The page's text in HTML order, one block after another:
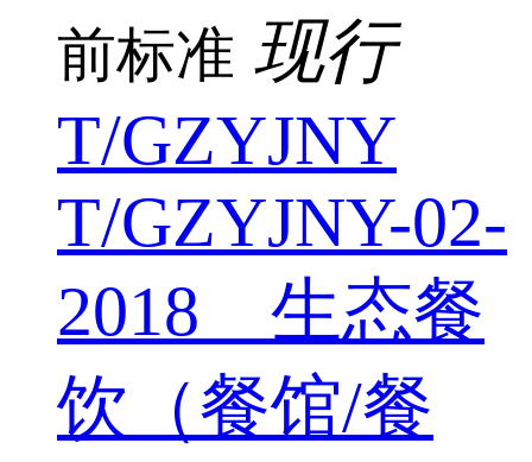
前标准 现行
T/GZYJNY
T/GZYJNY-02-
2018 生态餐
饮（餐馆/餐